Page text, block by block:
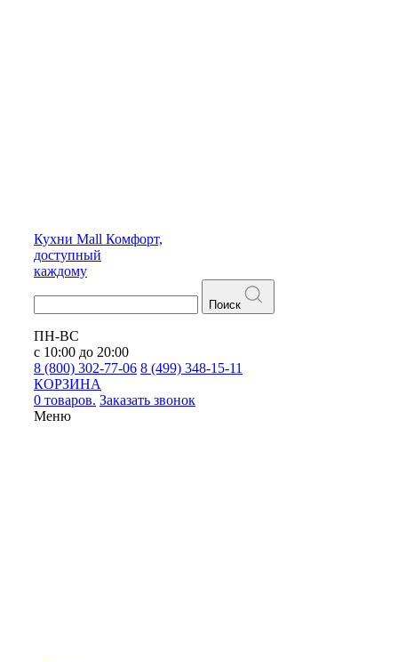
Кухни Mall Комфорт,
доступный
каждому
Поиск
ПН-ВС
с 10:00 до 20:00
8 (800) 302-77-06 8 (499) 348-15-11
КОРЗИНА
0 товаров. Заказать звонок
Меню